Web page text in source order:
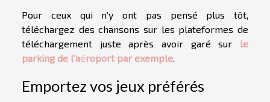
Pour ceux qui n’y ont pas pensé plus tôt,
téléchargez des chansons sur les plateformes de
téléchargement juste après avoir garé sur le
parking de l'aéroport par exemple.
Emportez vos jeux préférés